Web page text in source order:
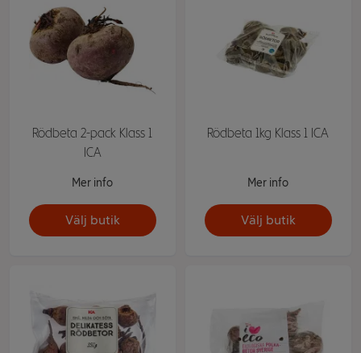
Rödbeta 2-pack Klass 1
ICA
Mer info
Välj butik
Rödbeta 1kg Klass 1 ICA
Mer info
Välj butik